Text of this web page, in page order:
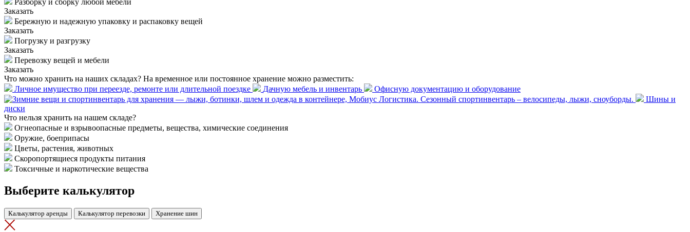
Разборку и сборку любой мебели
Заказать
Бережную и надежную упаковку и распаковку вещей
Заказать
Погрузку и разгрузку
Заказать
Перевозку вещей и мебели
Заказать
Что можно хранить на наших складах? На временное или постоянное хранение можно разместить:
Личное имущество при переезде, ремонте или длительной поездке
Дачную мебель и инвентарь
Офисную документацию и оборудование
Сезонный спортинвентарь – велосипеды, лыжи, сноуборды.
Шины и
диски
Что нельзя хранить на нашем складе?
Огнеопасные и взрывоопасные предметы, вещества, химические соединения
Оружие, боеприпасы
Цветы, растения, животных
Скоропортящиеся продукты питания
Токсичные и наркотические вещества
Выберите калькулятор
Калькулятор аренды Калькулятор перевозки Хранение шин